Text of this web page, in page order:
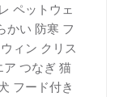
ペットウェ
かい 防寒 フ
ィン クリス
つなぎ 猫
フード付き